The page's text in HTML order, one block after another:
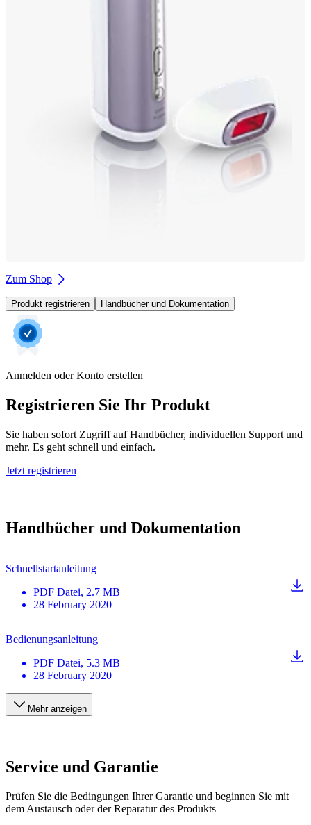
Zum Shop
Produkt registrieren Handbücher und Dokumentation
Anmelden oder Konto erstellen
Registrieren Sie Ihr Produkt
Sie haben sofort Zugriff auf Handbücher, individuellen Support und
mehr. Es geht schnell und einfach.
Jetzt registrieren
Handbücher und Dokumentation
Schnellstartanleitung
PDF Datei, 2.7 MB
28 February 2020
Bedienungsanleitung
PDF Datei, 5.3 MB
28 February 2020
Mehr anzeigen
Service und Garantie
Prüfen Sie die Bedingungen Ihrer Garantie und beginnen Sie mit
dem Austausch oder der Reparatur des Produkts